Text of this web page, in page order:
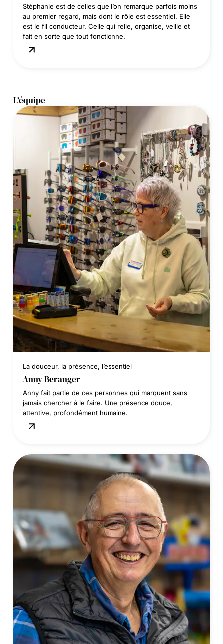
Stéphanie est de celles que l’on remarque parfois moins
au premier regard, mais dont le rôle est essentiel. Elle
est le fil conducteur. Celle qui relie, organise, veille et
fait en sorte que tout fonctionne.
L’équipe
La douceur, la présence, l’essentiel
Anny Beranger
Anny fait partie de ces personnes qui marquent sans
jamais chercher à le faire. Une présence douce,
attentive, profondément humaine.